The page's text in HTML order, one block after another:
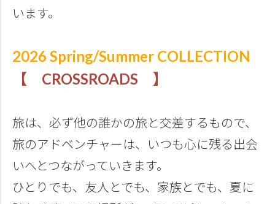
います。
2026 Spring/Summer COLLECTION
【 CROSSROADS 】
旅は、必ず他の誰かの旅と交差するもので、
旅のアドベンチャーは、いつも心に残る出会
いへとつながっていきます。
ひとりでも、友人とでも、家族とでも、夏に